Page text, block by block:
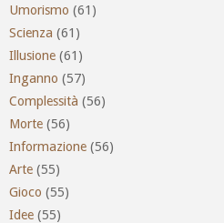
Umorismo (61)
Scienza (61)
Illusione (61)
Inganno (57)
Complessità (56)
Morte (56)
Informazione (56)
Arte (55)
Gioco (55)
Idee (55)